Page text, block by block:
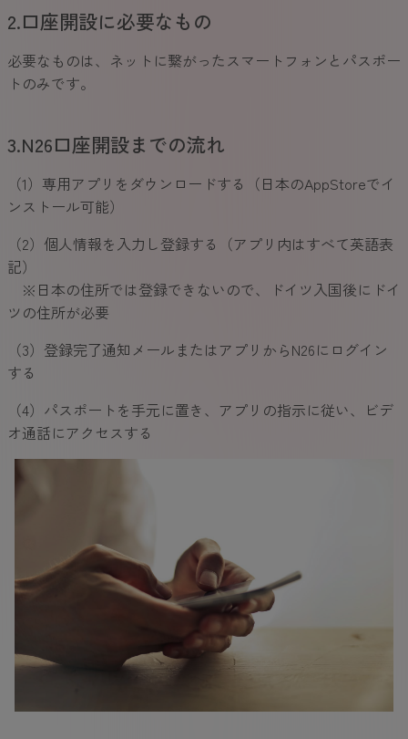
2.口座開設に必要なもの
必要なものは、ネットに繋がったスマートフォンとパスポー
トのみです。
3.N26口座開設までの流れ
（1）専用アプリをダウンロードする（日本のAppStoreでイ
ンストール可能）
（2）個人情報を入力し登録する（アプリ内はすべて英語表
記）
※日本の住所では登録できないので、ドイツ入国後にドイ
ツの住所が必要
（3）登録完了通知メールまたはアプリからN26にログイン
する
（4）パスポートを手元に置き、アプリの指示に従い、ビデ
オ通話にアクセスする